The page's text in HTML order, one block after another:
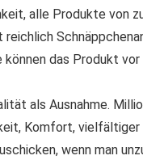
alle Produkte von
das Produkt
als Ausnahme.
Komfort,
wenn man